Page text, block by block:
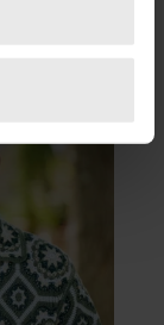
(fingerprinting)
te
te bieden
delen we
onze
analyse. Deze